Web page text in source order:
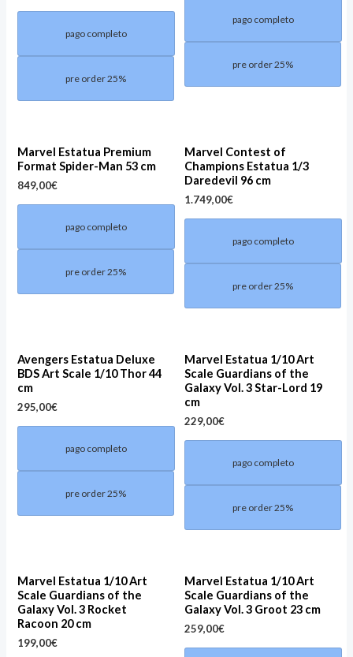
pago completo
pre order 25%
pago completo
pre order 25%
Marvel Estatua Premium
Format Spider-Man 53 cm
849,00€
pago completo
pre order 25%
Marvel Contest of
Champions Estatua 1/3
Daredevil 96 cm
1.749,00€
pago completo
pre order 25%
Avengers Estatua Deluxe
BDS Art Scale 1/10 Thor 44
cm
295,00€
pago completo
pre order 25%
Marvel Estatua 1/10 Art
Scale Guardians of the
Galaxy Vol. 3 Star-Lord 19
cm
229,00€
pago completo
pre order 25%
Marvel Estatua 1/10 Art
Scale Guardians of the
Galaxy Vol. 3 Rocket
Racoon 20 cm
199,00€
Marvel Estatua 1/10 Art
Scale Guardians of the
Galaxy Vol. 3 Groot 23 cm
259,00€